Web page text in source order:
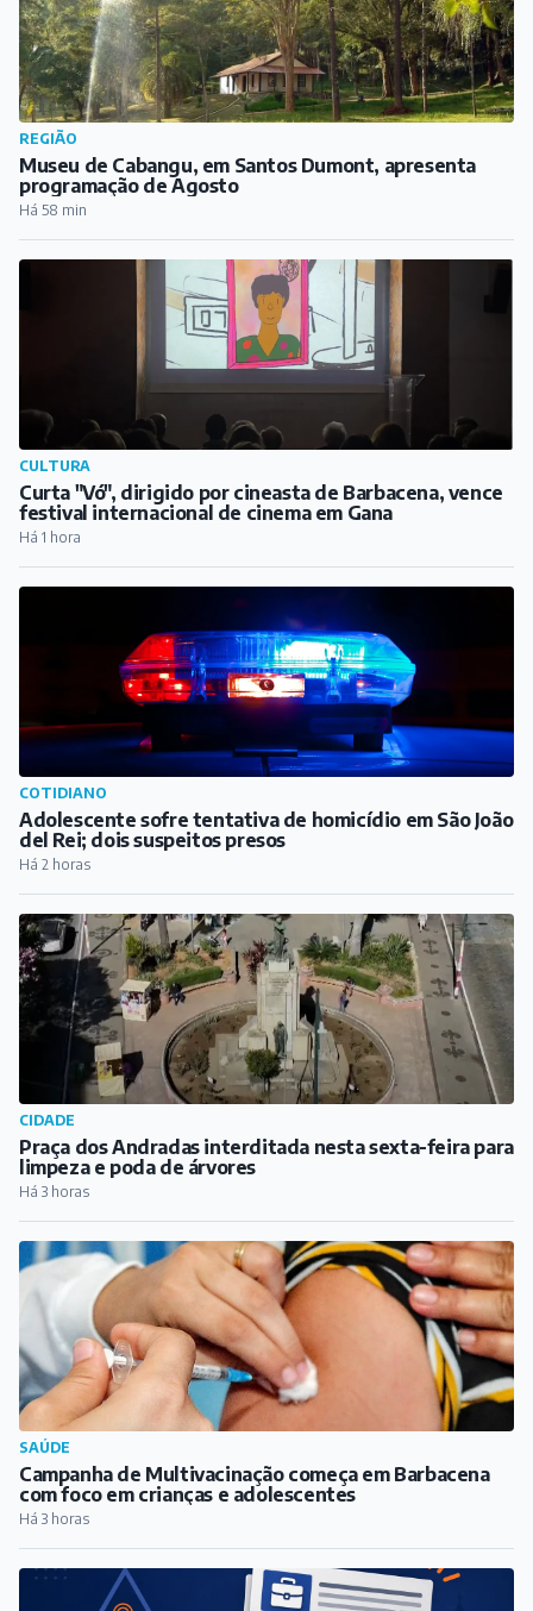
REGIÃO
Museu de Cabangu, em Santos Dumont, apresenta
programação de Agosto
Há 58 min
CULTURA
Curta "Vó", dirigido por cineasta de Barbacena, vence
festival internacional de cinema em Gana
Há 1 hora
COTIDIANO
Adolescente sofre tentativa de homicídio em São João
del Rei; dois suspeitos presos
Há 2 horas
CIDADE
Praça dos Andradas interditada nesta sexta-feira para
limpeza e poda de árvores
Há 3 horas
SAÚDE
Campanha de Multivacinação começa em Barbacena
com foco em crianças e adolescentes
Há 3 horas